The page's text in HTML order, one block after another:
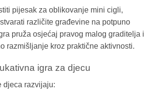
pijesak za oblikovanje mini cigli,
različite građevine na potpuno
pruža osjećaj pravog malog graditelja i
razmišljanje kroz praktične aktivnosti.
igra za djecu
djeca razvijaju: